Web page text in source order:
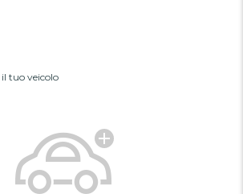
il tuo veicolo